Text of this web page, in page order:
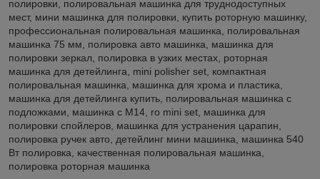
полировки, полировальная машинка для труднодоступных
мест, мини машинка для полировки, купить роторную машинку,
профессиональная полировальная машинка, полировальная
машинка 75 мм, полировка авто машинка, машинка для
полировки зеркал, полировка в узких местах, роторная
машинка для детейлинга, mini polisher set, компактная
полировальная машинка, машинка для хрома и пластика,
машинка для детейлинга купить, полировальная машинка с
подложками, машинка с M14, ro mini set, машинка для
полировки спойлеров, машинка для устранения царапин,
полировка ручек авто, детейлинг мини машинка, машинка 540
Вт полировка, качественная полировальная машинка,
полировка роторная машинка